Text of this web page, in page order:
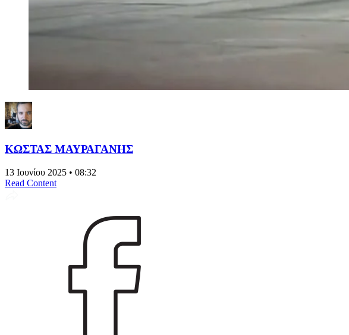
ΚΩΣΤΑΣ ΜΑΥΡΑΓΑΝΗΣ
13 Ιουνίου 2025 • 08:32
Read Content